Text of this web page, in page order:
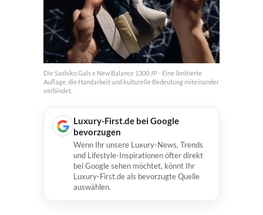
Die Sashiko Gals x New Balance 1300 JP - Eine limitierte
Auflage, die Handarbeit und kulturelle Bedeutung miteinander
verbindet.
Luxury-First.de bei Google
bevorzugen
Wenn Ihr unsere Luxury-News, Trends
und Lifestyle-Inspirationen öfter direkt
bei Google sehen möchtet, könnt Ihr
Luxury-First.de als bevorzugte Quelle
auswählen.